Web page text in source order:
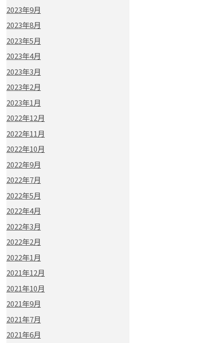
2023年9月
2023年8月
2023年5月
2023年4月
2023年3月
2023年2月
2023年1月
2022年12月
2022年11月
2022年10月
2022年9月
2022年7月
2022年5月
2022年4月
2022年3月
2022年2月
2022年1月
2021年12月
2021年10月
2021年9月
2021年7月
2021年6月